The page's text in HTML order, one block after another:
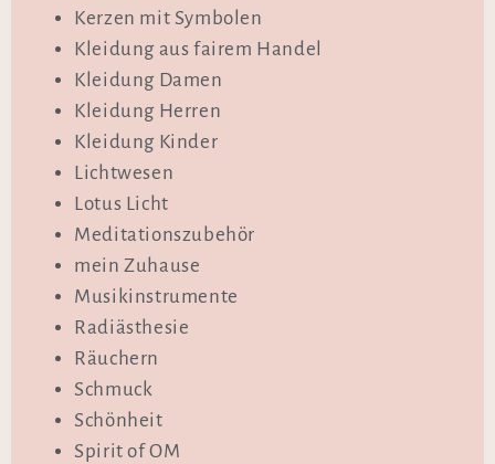
Kerzen mit Symbolen
Kleidung aus fairem Handel
Kleidung Damen
Kleidung Herren
Kleidung Kinder
Lichtwesen
Lotus Licht
Meditationszubehör
mein Zuhause
Musikinstrumente
Radiästhesie
Räuchern
Schmuck
Schönheit
Spirit of OM